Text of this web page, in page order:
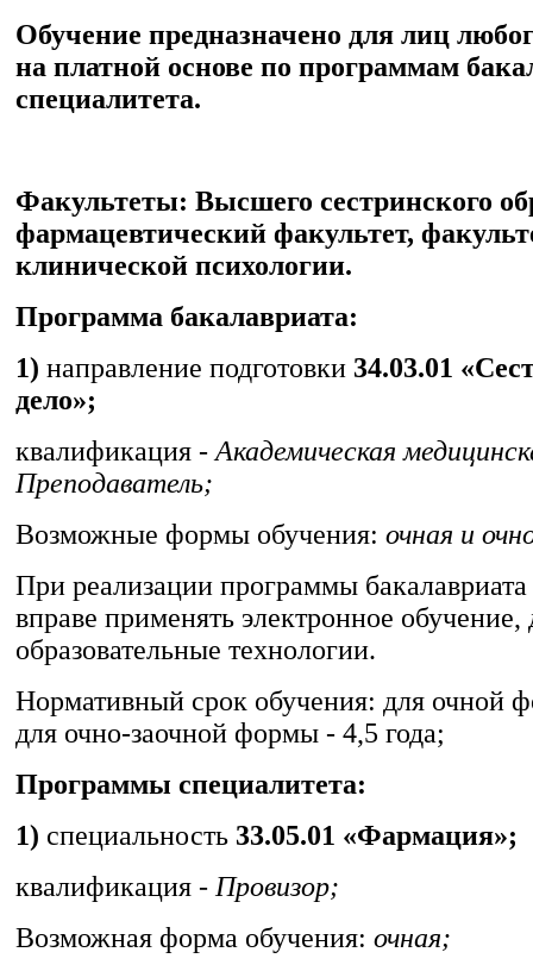
Обучение предназначено для лиц
на платной основе по программам
специалитета.
Факультеты: Высшего сестринского
фармацевтический факультет,
клинической психологии.
Программа бакалавриата:
1) направление подготовки 34.03.01
дело»;
квалификация - Академическая
Преподаватель;
Возможные формы обучения: очная и
При реализации программы
вправе применять электронное
образовательные технологии.
Нормативный срок обучения: для очной
для очно-заочной формы - 4,5 года;
Программы специалитета:
1) специальность 33.05.01 «Фармация»;
квалификация - Провизор;
Возможная форма обучения: очная;